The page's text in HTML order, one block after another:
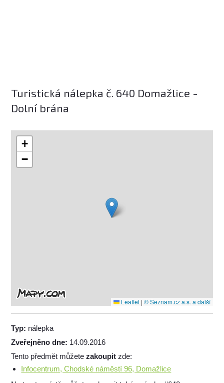
Turistická nálepka č. 640 Domažlice -
Dolní brána
+
−
Leaflet | © Seznam.cz a.s. a další
Typ: nálepka
Zveřejněno dne: 14.09.2016
Tento předmět můžetezakoupit zde:
Infocentrum, Chodské náměstí 96, Domažlice